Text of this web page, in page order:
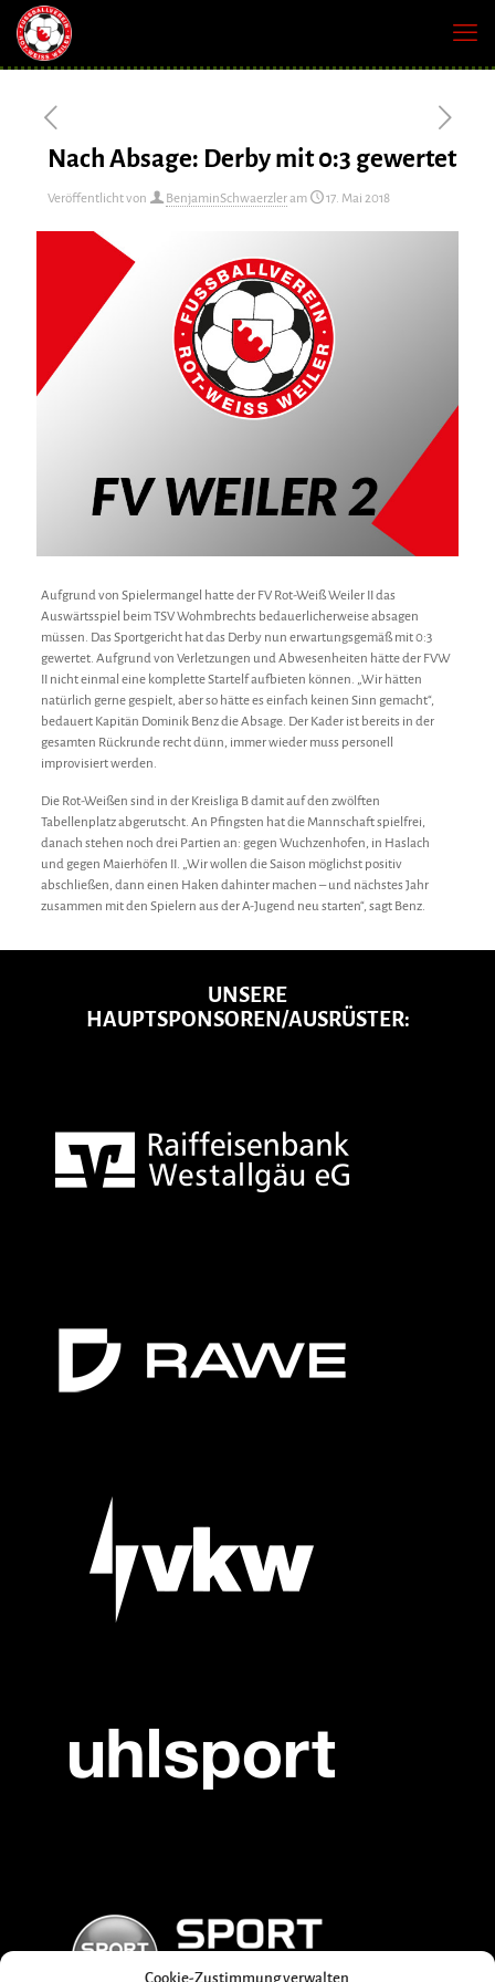
Cookie-Zustimmung verwalten
Nach Absage: Derby mit 0:3 gewertet
Veröffentlicht von BenjaminSchwaerzleram 17. Mai 2018
Aufgrund von Spielermangel hatte der FV Rot-Weiß Weiler II das
Auswärtsspiel beim TSV Wohmbrechts bedauerlicherweise absagen
müssen. Das Sportgericht hat das Derby nun erwartungsgemäß mit 0:3
gewertet. Aufgrund von Verletzungen und Abwesenheiten hätte der FVW
II nicht einmal eine komplette Startelf aufbieten können. „Wir hätten
natürlich gerne gespielt, aber so hätte es einfach keinen Sinn gemacht“,
bedauert Kapitän Dominik Benz die Absage. Der Kader ist bereits in der
gesamten Rückrunde recht dünn, immer wieder muss personell
improvisiert werden.
Die Rot-Weißen sind in der Kreisliga B damit auf den zwölften
Tabellenplatz abgerutscht. An Pfingsten hat die Mannschaft spielfrei,
danach stehen noch drei Partien an: gegen Wuchzenhofen, in Haslach
und gegen Maierhöfen II. „Wir wollen die Saison möglichst positiv
abschließen, dann einen Haken dahinter machen – und nächstes Jahr
zusammen mit den Spielern aus der A-Jugend neu starten“, sagt Benz.
UNSERE
HAUPTSPONSOREN/AUSRÜSTER: